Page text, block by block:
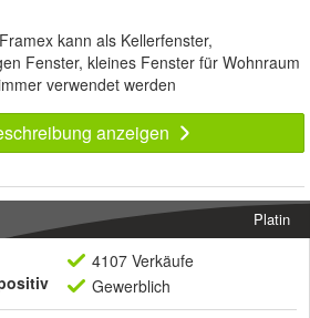
kann als Kellerfenster,
Fenster, kleines Fenster für Wohnraum
verwendet werden
anzeigen
Platin
4107 Verkäufe
Gewerblich